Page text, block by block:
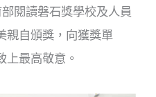
部閱讀磐石獎學校及人員
親自頒獎，向獲獎單
上最高敬意。